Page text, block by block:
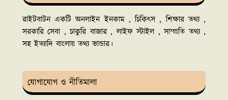
রাইটবাটন একটি অনলাইন ইনকাম , চিকিৎস , শিক্ষার তথ্য ,
সরকারি সেবা , চাকুরি বাজার , লাইফ স্টাইল , সাম্প্রতি তথ্য ,
সহ ইত্যাদি বাংলায় তথ্য ভান্ডার।
যোগাযোগ ও নীতিমালা